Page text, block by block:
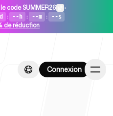
code SUMMER26 •
: --h : --m : --s
de réduction
Connexion
Connexion